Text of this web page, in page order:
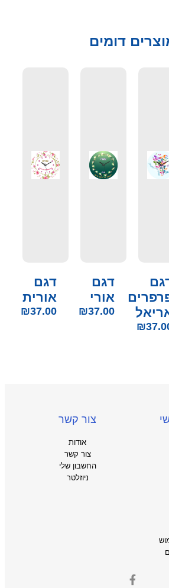
דומים
₪
דגם
אורי
₪37.00
דגם
אורית
₪37.00
צור קשר
אודות
צור קשר
החשבון שלי
ניוזלטר